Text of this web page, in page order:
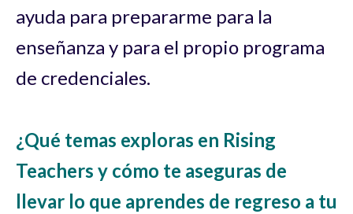
ayuda para prepararme para la
enseñanza y para el propio programa
de credenciales.
¿Qué temas exploras en Rising
Teachers y cómo te aseguras de
llevar lo que aprendes de regreso a tu